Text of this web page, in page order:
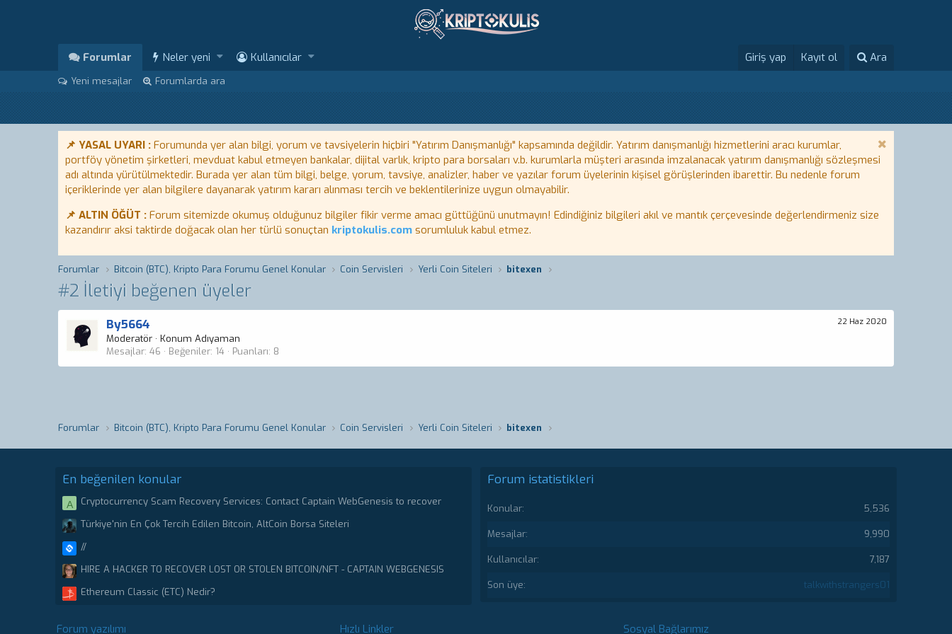
Forumlar Neler yeni Kullanıcılar Giriş yap Kayıt ol Ara
Yeni mesajlar Forumlarda ara
📌 YASAL UYARI : Forumunda yer alan bilgi, yorum ve tavsiyelerin hiçbiri "Yatırım Danışmanlığı" kapsamında değildir. Yatırım danışmanlığı hizmetlerini aracı kurumlar,
portföy yönetim şirketleri, mevduat kabul etmeyen bankalar, dijital varlık, kripto para borsaları v.b. kurumlarla müşteri arasında imzalanacak yatırım danışmanlığı sözleşmesi
adı altında yürütülmektedir. Burada yer alan tüm bilgi, belge, yorum, tavsiye, analizler, haber ve yazılar forum üyelerinin kişisel görüşlerinden ibarettir. Bu nedenle forum
içeriklerinde yer alan bilgilere dayanarak yatırım kararı alınması tercih ve beklentilerinize uygun olmayabilir.
📌 ALTIN ÖĞÜT : Forum sitemizde okumuş olduğunuz bilgiler fikir verme amacı güttüğünü unutmayın! Edindiğiniz bilgileri akıl ve mantık çerçevesinde değerlendirmeniz size
kazandırır aksi taktirde doğacak olan her türlü sonuçtan kriptokulis.com sorumluluk kabul etmez.
Forumlar Bitcoin (BTC), Kripto Para Forumu Genel Konular Coin Servisleri Yerli Coin Siteleri bitexen
#2 İletiyi beğenen üyeler
22 Haz 2020
By5664
Moderatör · Konum Adıyaman
Mesajlar 46 Beğeniler 14 Puanları 8
Forumlar Bitcoin (BTC), Kripto Para Forumu Genel Konular Coin Servisleri Yerli Coin Siteleri bitexen
En beğenilen konular
A
Cryptocurrency Scam Recovery Services: Contact Captain WebGenesis to recover
Türkiye'nin En Çok Tercih Edilen Bitcoin, AltCoin Borsa Siteleri
//
HIRE A HACKER TO RECOVER LOST OR STOLEN BITCOIN/NFT - CAPTAIN WEBGENESIS
Ethereum Classic (ETC) Nedir?
Forum istatistikleri
Konular 5,536
Mesajlar 9,990
Kullanıcılar 7,187
Son üye talkwithstrangers01
Forum yazılımı Hızlı Linkler Sosyal Bağlarımız